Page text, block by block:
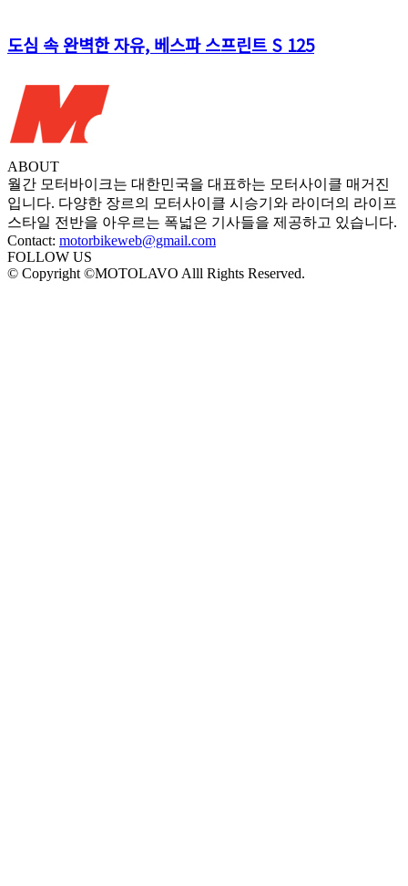
도심 속 완벽한 자유, 베스파 스프린트 S 125
ABOUT
월간 모터바이크는 대한민국을 대표하는 모터사이클 매거진
입니다. 다양한 장르의 모터사이클 시승기와 라이더의 라이프
스타일 전반을 아우르는 폭넓은 기사들을 제공하고 있습니다.
Contact: motorbikeweb@gmail.com
FOLLOW US
© Copyright ©MOTOLAVO Alll Rights Reserved.